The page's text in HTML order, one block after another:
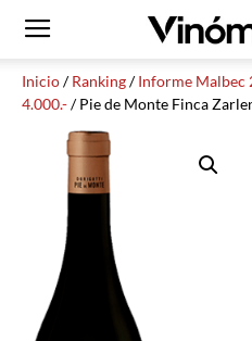
Inicio/Ranking/Informe Malbec
4.000.-/ Pie de Monte Finca